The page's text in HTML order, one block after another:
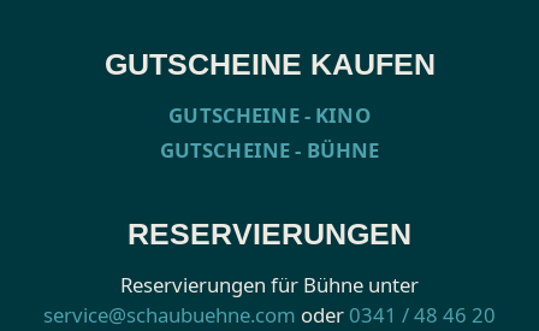
GUTSCHEINE KAUFEN
GUTSCHEINE - KINO
GUTSCHEINE - BÜHNE
RESERVIERUNGEN
Reservierungen für Bühne unter
service@schaubuehne.com oder 0341 / 48 46 20